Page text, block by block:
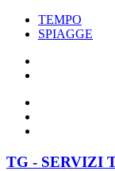
TEMPO
SPIAGGE
TG - SERVIZI